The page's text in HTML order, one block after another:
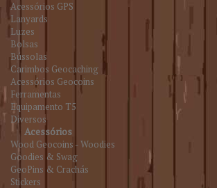
Acessórios GPS
Lanyards
Luzes
Bolsas
Bússolas
Carimbos Geocaching
Acessórios Geocoins
Ferramentas
Equipamento T5
Diversos
Acessórios
Wood Geocoins - Woodies
Goodies & Swag
GeoPins & Crachás
Stickers